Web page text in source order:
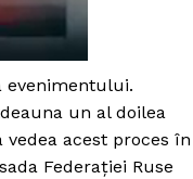
evenimentului.
un al doilea
acest proces în
Federației Ruse